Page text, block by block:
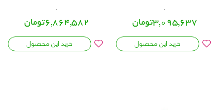
3,095,637تومان
خرید این محصول
6,864,582تومان
خرید این محصول